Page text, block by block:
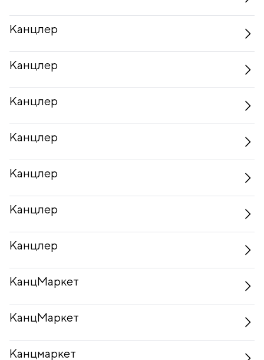
Канцлер
Канцлер
Канцлер
Канцлер
Канцлер
Канцлер
Канцлер
КанцМаркет
КанцМаркет
Канцмаркет